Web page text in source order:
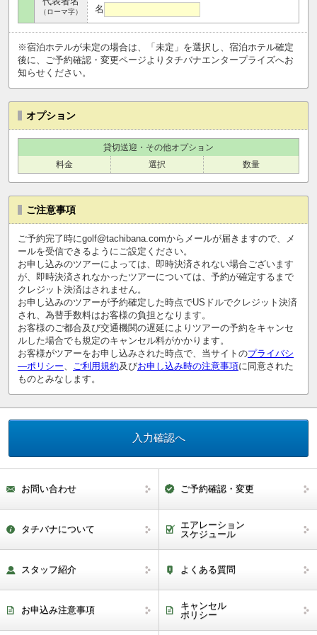
（ローマ字） 名
※宿泊ホテルが未定の場合は、「未定」を選択し、宿泊ホテル確定
後に、ご予約確認・変更ページよりタチバナエンタープライズへお
知らせください。
オプション
貸切送迎・その他オプション
料金
選択 数量
ご注意事項
ご予約完了時にgolf@tachibana.comからメールが届きますので、メ
ールを受信できるようにご設定ください。
お申し込みのツアーによっては、即時決済されない場合ございます
が、即時決済されなかったツアーについては、予約が確定するまで
クレジット決済はされません。
お申し込みのツアーが予約確定した時点でUSドルでクレジット決済
され、為替手数料はお客様の負担となります。
お客様のご都合及び交通機関の遅延によりツアーの予約をキャンセ
ルした場合でも規定のキャンセル料がかかります。
お客様がツアーをお申し込みされた時点で、当サイトのプライバシ
―ポリシー
ご利用規約及びお申し込み時の注意事項に同意された
ものとみなします。
お問い合わせ ご予約確認・変更
タチバナについて
エアレーション
スケジュール
スタッフ紹介 よくある質問
お申込み注意事項
キャンセル
ポリシー